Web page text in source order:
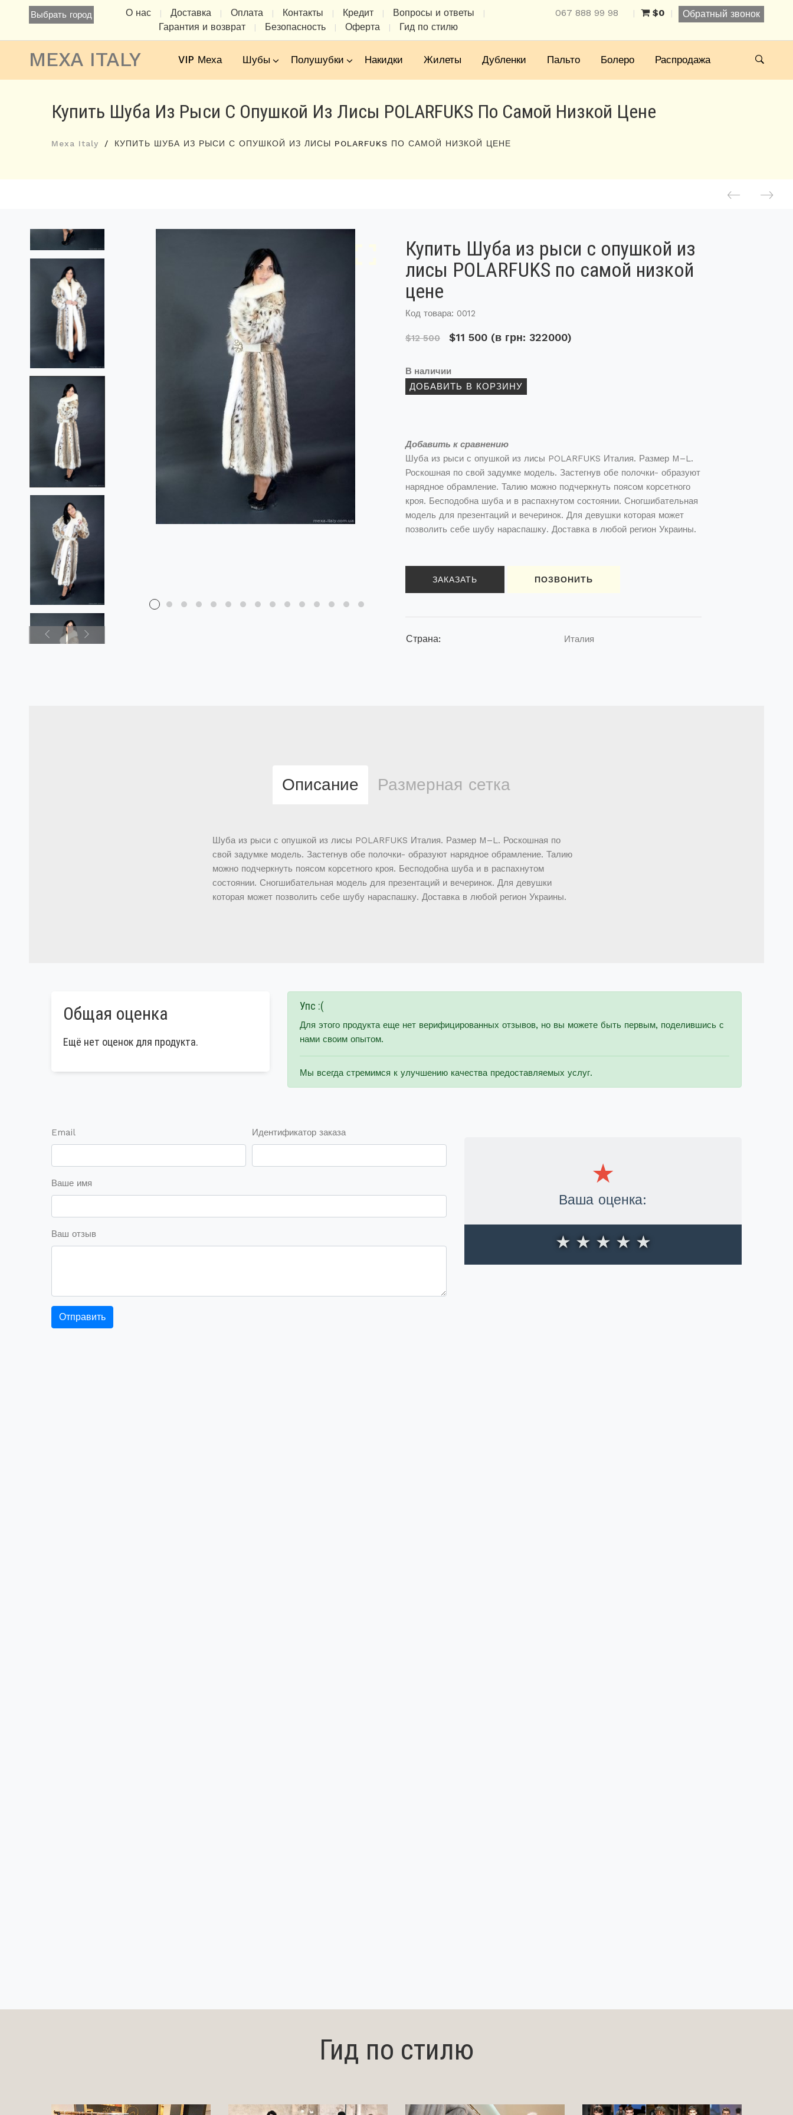
Выбрать город О нас | Доставка | Оплата | Контакты | Кредит | Вопросы и ответы |
Гарантия и возврат | Безопасность | Оферта | Гид по стилю
067 888 99 98 | $0 | Обратный звонок
MEXA ITALY VIP Меха Шубы Полушубки Накидки Жилеты Дубленки Пальто Болеро Распродажа
Купить Шуба Из Рыси С Опушкой Из Лисы POLARFUKS По Самой Низкой Цене
Mexa Italy КУПИТЬ ШУБА ИЗ РЫСИ С ОПУШКОЙ ИЗ ЛИСЫ POLARFUKS ПО САМОЙ НИЗКОЙ ЦЕНЕ
Купить Шуба из рыси с опушкой из
лисы POLARFUKS по самой низкой
цене
Код товара: 0012
$12 500 $11 500(в грн: 322000)
В наличии
Добавить к сравнению
Шуба из рыси с опушкой из лисы POLARFUKS Италия. Размер M–L.
Роскошная по свой задумке модель. Застегнув обе полочки- образуют
нарядное обрамление. Талию можно подчеркнуть поясом корсетного
кроя. Бесподобна шуба и в распахнутом состоянии. Сногшибательная
модель для презентаций и вечеринок. Для девушки которая может
позволить себе шубу нараспашку. Доставка в любой регион Украины.
ЗАКАЗАТЬ ПОЗВОНИТЬ
Страна: Италия
Описание Размерная сетка
Шуба из рыси с опушкой из лисы POLARFUKS Италия. Размер M–L. Роскошная по
свой задумке модель. Застегнув обе полочки- образуют нарядное обрамление. Талию
можно подчеркнуть поясом корсетного кроя. Бесподобна шуба и в распахнутом
состоянии. Сногшибательная модель для презентаций и вечеринок. Для девушки
которая может позволить себе шубу нараспашку. Доставка в любой регион Украины.
Общая оценка
Ещё нет оценок для продукта.
Упс :(
Для этого продукта еще нет верифицированных отзывов, но вы можете быть первым, поделившись с
нами своим опытом.
Мы всегда стремимся к улучшению качества предоставляемых услуг.
Email Идентификатор заказа
Ваше имя
Ваш отзыв
Отправить
Ваша оценка:
★
★
★
★
★
Гид по стилю